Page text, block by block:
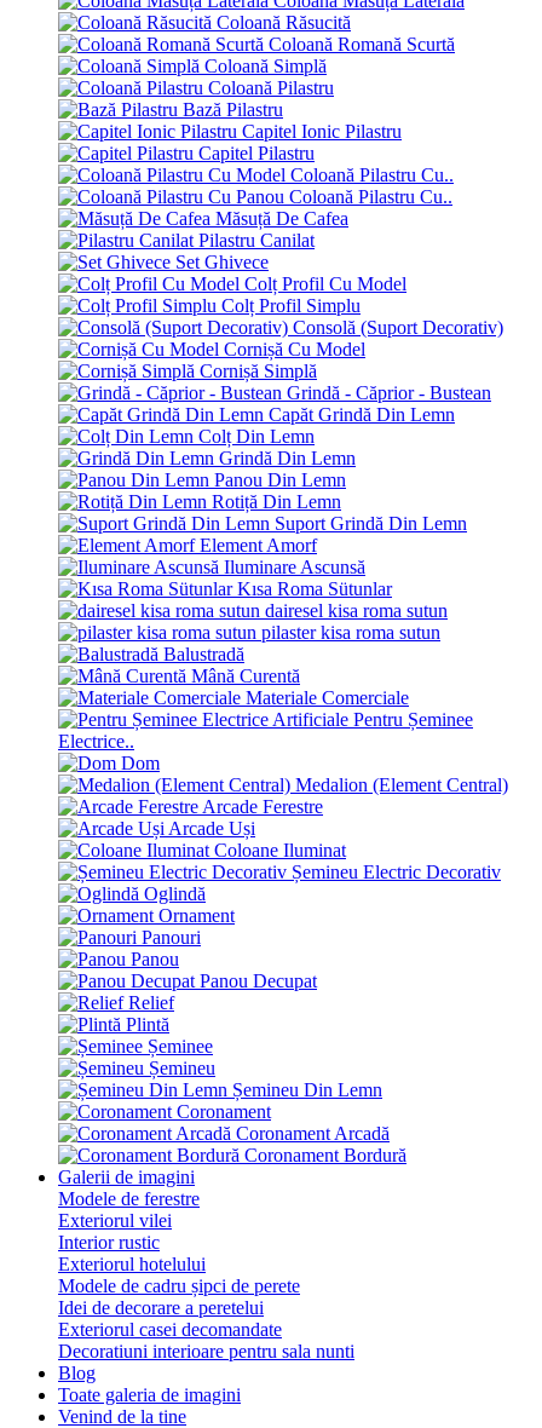
Coloană Răsucită
Coloană Romană Scurtă
Coloană Simplă
Coloană Pilastru
Bază Pilastru
Capitel Ionic Pilastru
Capitel Pilastru
Coloană Pilastru Cu..
Coloană Pilastru Cu..
Măsuță De Cafea
Pilastru Canilat
Set Ghivece
Colț Profil Cu Model
Colț Profil Simplu
Consolă (Suport Decorativ)
Cornișă Cu Model
Cornișă Simplă
Grindă - Căprior - Bustean
Capăt Grindă Din Lemn
Colț Din Lemn
Grindă Din Lemn
Panou Din Lemn
Rotiță Din Lemn
Suport Grindă Din Lemn
Element Amorf
Iluminare Ascunsă
Kısa Roma Sütunlar
dairesel kisa roma sutun
pilaster kisa roma sutun
Balustradă
Mână Curentă
Materiale Comerciale
Pentru Șeminee
Electrice..
Dom
Medalion (Element Central)
Arcade Ferestre
Arcade Uși
Coloane Iluminat
Șemineu Electric Decorativ
Oglindă
Ornament
Panouri
Panou
Panou Decupat
Relief
Plintă
Șeminee
Șemineu
Șemineu Din Lemn
Coronament
Coronament Arcadă
Coronament Bordură
Galerii de imagini
Modele de ferestre
Exteriorul vilei
Interior rustic
Exteriorul hotelului
Modele de cadru șipci de perete
Idei de decorare a peretelui
Exteriorul casei decomandate
Decoratiuni interioare pentru sala nunti
Blog
Toate galeria de imagini
Venind de la tine